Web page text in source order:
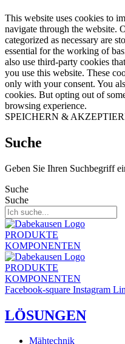
This website uses cookies to
navigate through the website.
categorized as necessary are
essential for the working of
also use third-party cookies
you use this website. These
only with your consent. You
cookies. But opting out of
browsing experience.
SPEICHERN &
Suche
Geben Sie Ihren Suchbegriff
Suche
Suche
PRODUKTE
KOMPONENTEN
PRODUKTE
KOMPONENTEN
Facebook-square Instagram
LÖSUNGEN
Mähtechnik